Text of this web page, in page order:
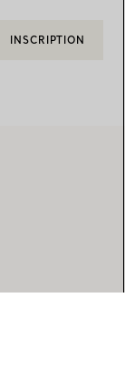
INSCRIPTION